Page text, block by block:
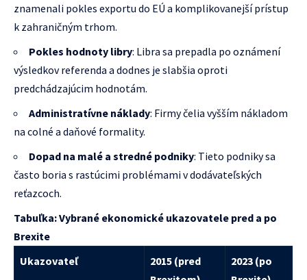
znamenali pokles exportu do EÚ a komplikovanejší prístup
k zahraničným trhom.
Pokles hodnoty libry: Libra sa prepadla po oznámení
výsledkov referenda a dodnes je slabšia oproti
predchádzajúcim hodnotám.
Administratívne náklady: Firmy čelia vyšším nákladom
na colné a daňové formality.
Dopad na malé a stredné podniky: Tieto podniky sa
často boria s rastúcimi problémami v dodávateľských
reťazcoch.
Tabuľka: Vybrané ekonomické ukazovatele pred a po
Brexite
Ukazovateľ
2015 (pred
2023 (po